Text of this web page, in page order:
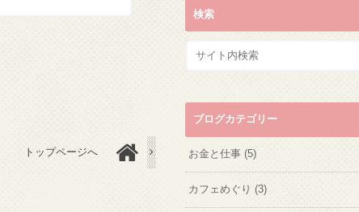
トップページへ
検索
ブログカテゴリー
お金と仕事 (5)
カフェめぐり (3)